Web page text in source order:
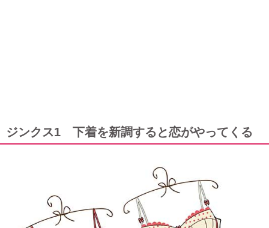
ジンクス1 下着を新調すると恋がやってくる